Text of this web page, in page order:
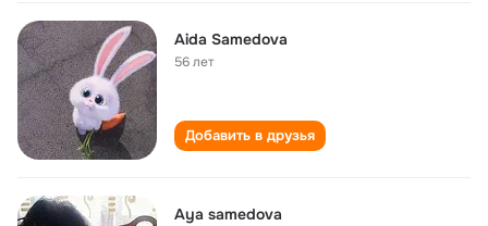
Aida Samedova
56 лет
Добавить в друзья
Aya samedova